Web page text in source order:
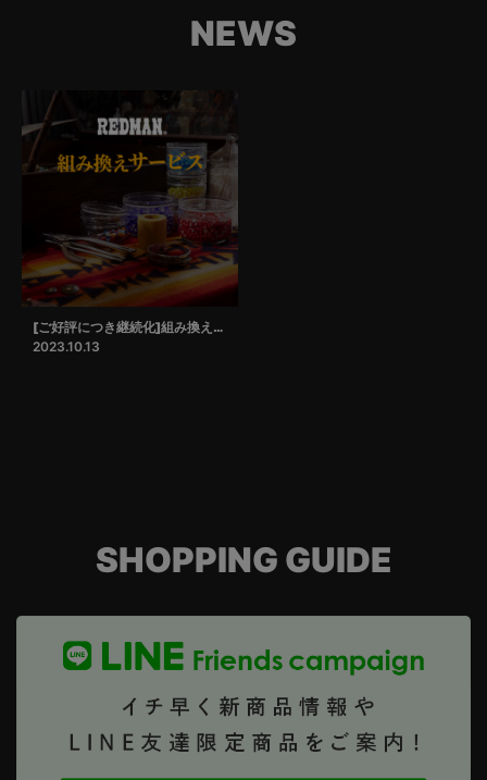
NEWS
[ご好評につき継続化]組み換えサービス
2023.10.13
SHOPPING GUIDE